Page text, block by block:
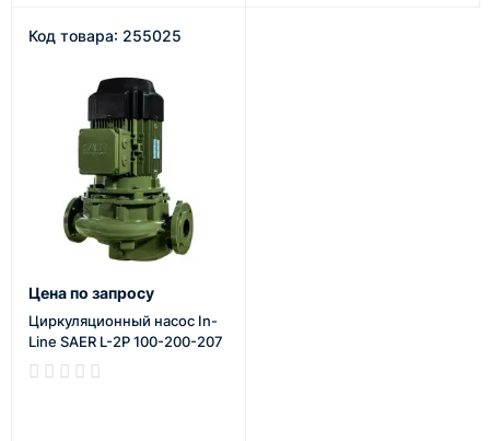
Код товара: 255025
Цена по запросу
Циркуляционный насос In-
Line SAER L-2P 100-200-207